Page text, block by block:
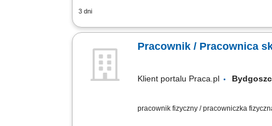
3 dni
Jakie zadania na Ciebie czekają?
Pracownik / Pracownica
Klient portalu Praca.pl
pracownik fizyczny / pracowniczka